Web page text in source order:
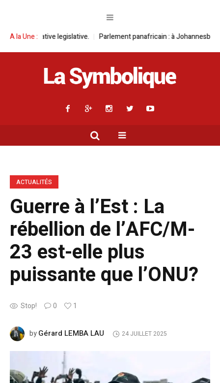
A la Une :
legislative. Parlement panafricain : à Johannesburg, Aimé Boji
ACTUALITÉS
Guerre à l’Est : La
rébellion de l’AFC/M-
23 est-elle plus
puissante que l’ONU?
Stop! 0 1
byGérard LEMBA LAU 24 JUILLET 2025